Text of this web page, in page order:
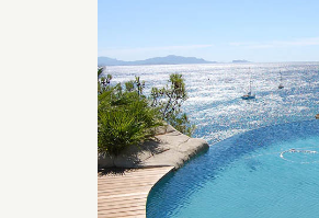
Les piscines en béton naturelles
originales, elles s’intègrent
environnement grâce à un jeu de
matière sur-mesure conçu par notre
spécialisé.